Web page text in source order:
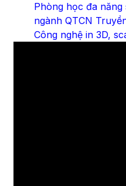
Phòng học đa năng
ngành QTCN Truyền
Công nghệ in 3D,